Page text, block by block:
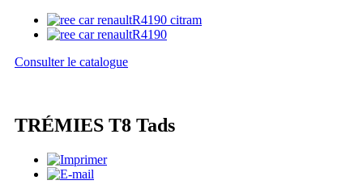
Consulter le catalogue
TRÉMIES T8 Tads